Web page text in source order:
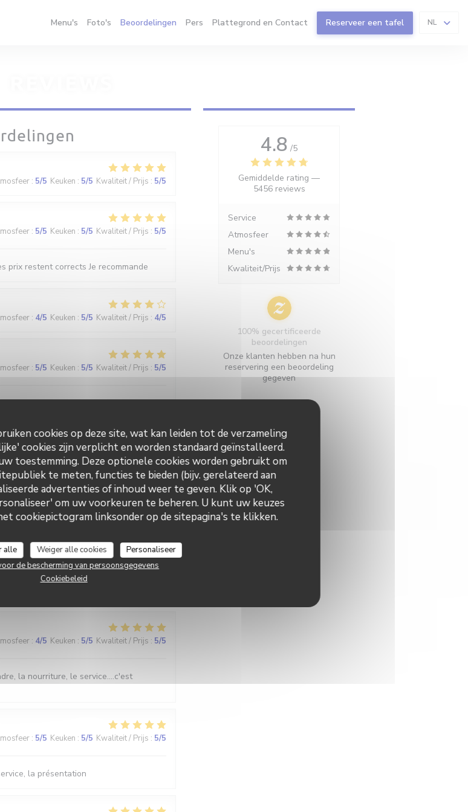
cookies op deze site, wat kan leiden tot de verzameling
cookies zijn verplicht en worden standaard geïnstalleerd.
toestemming. Deze optionele cookies worden gebruikt om
te meten, functies te bieden (bijv. gerelateerd aan
advertenties of inhoud weer te geven. Klik op 'OK,
om uw voorkeuren te beheren. U kunt uw keuzes
cookiepictogram linksonder op de sitepagina's te klikken.
alle Weiger alle cookies
Personaliseer
de bescherming van persoonsgegevens
Cookiebeleid
Menu's Foto's Beoordelingen Pers Plattegrond en Contact Reserveer een tafel NL
: 5/5 Keuken : 5/5 Kwaliteit / Prijs : 5/5
: 5/5 Keuken : 5/5 Kwaliteit / Prijs : 5/5
prix restent corrects Je recommande
: 4/5 Keuken : 5/5 Kwaliteit / Prijs : 4/5
: 5/5 Keuken : 5/5 Kwaliteit / Prijs : 5/5
parfait.
: 5/5 Keuken : 5/5 Kwaliteit / Prijs: 5/5
:4/5 Keuken:5/5 Kwaliteit / Prijs:4 /5
: 5/5 Keuken: 5/5 Kwaliteit / Prijs:5/5
: 4/5 Keuken : 5/5 Kwaliteit / Prijs : 5/5
la nourriture, le service....c'est
: 5/5 Keuken : 5/5 Kwaliteit / Prijs : 5/5
la présentation
4.8 /5
Gemiddelde rating —
5456 reviews
Service
Atmosfeer
Menu's
Kwaliteit/Prijs
100% gecertificeerde
beoordelingen
Onze klanten hebben na hun
reservering een beoordeling
gegeven
L'Ecaille